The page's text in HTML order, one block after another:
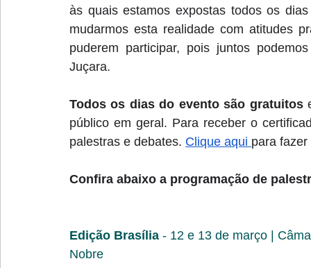
às quais estamos expostas todos os
mudarmos esta realidade com atitudes
puderem participar, pois juntos
Juçara.
Todos os dias do evento são gratuitos
público em geral. Para receber o
palestras e debates. Clique aqui para
Confira abaixo a programação de
Edição Brasília - 12 e 13 de março |
Nobre